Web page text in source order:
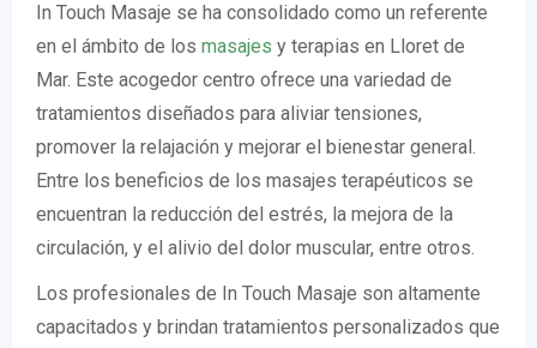
In Touch Masaje se ha consolidado como un referente
en el ámbito de los masajes y terapias en Lloret de
Mar. Este acogedor centro ofrece una variedad de
tratamientos diseñados para aliviar tensiones,
promover la relajación y mejorar el bienestar general.
Entre los beneficios de los masajes terapéuticos se
encuentran la reducción del estrés, la mejora de la
circulación, y el alivio del dolor muscular, entre otros.
Los profesionales de In Touch Masaje son altamente
capacitados y brindan tratamientos personalizados que